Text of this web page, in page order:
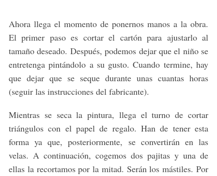
Ahora llega el momento de ponernos manos a la obra.
El primer paso es cortar el cartón para ajustarlo al
tamaño deseado. Después, podemos dejar que el niño se
entretenga pintándolo a su gusto. Cuando termine, hay
que dejar que se seque durante unas cuantas horas
(seguir las instrucciones del fabricante).
Mientras se seca la pintura, llega el turno de cortar
triángulos con el papel de regalo. Han de tener esta
forma ya que, posteriormente, se convertirán en las
velas. A continuación, cogemos dos pajitas y una de
ellas la recortamos por la mitad. Serán los mástiles. Por